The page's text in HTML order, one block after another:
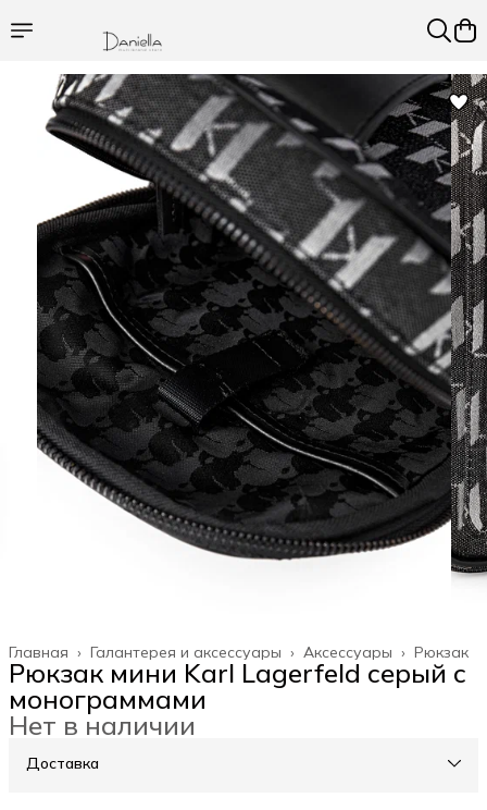
Рюкзак
Аксессуары ›
Галантерея и аксессуары ›
Главная ›
Рюкзак мини Karl Lagerfeld серый c
монограммами
Нет в наличии
Доставка